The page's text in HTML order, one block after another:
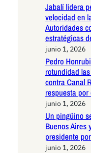
Jabalí lidera
velocidad en
Autoridades
estratégicas
junio 1, 2026
Pedro
rotundidad
contra Canal
respuesta
junio 1, 2026
Un pingüino
Buenos Aires
presidente
junio 1, 2026